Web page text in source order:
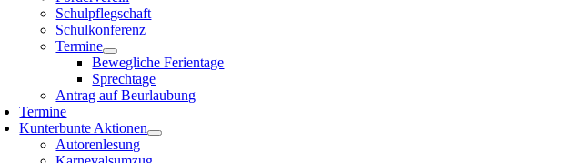
Schulpflegschaft
Schulkonferenz
Termine
Bewegliche Ferientage
Sprechtage
Antrag auf Beurlaubung
Termine
Kunterbunte Aktionen
Autorenlesung